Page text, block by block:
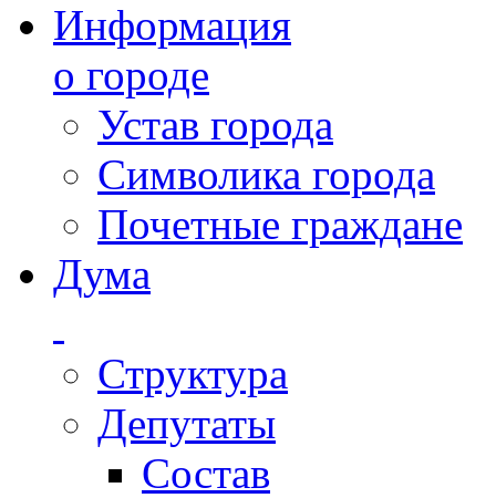
Информация
о городе
Устав города
Символика города
Почетные граждане
Дума
Структура
Депутаты
Состав